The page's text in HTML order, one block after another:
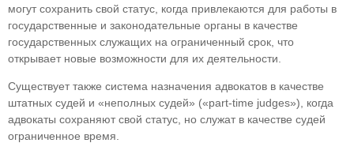
могут сохранить свой статус, когда при­влекаются для работы в
государственные и зако­нодательные органы в качестве
государственных служащих на ограниченный срок, что
открывает новые возможности для их деятельности.
Существует также система назначения ад­вокатов в качестве
штатных судей и «неполных судей» («part-time judges»), когда
адвокаты со­храняют свой статус, но служат в качестве судей
ограниченное время.